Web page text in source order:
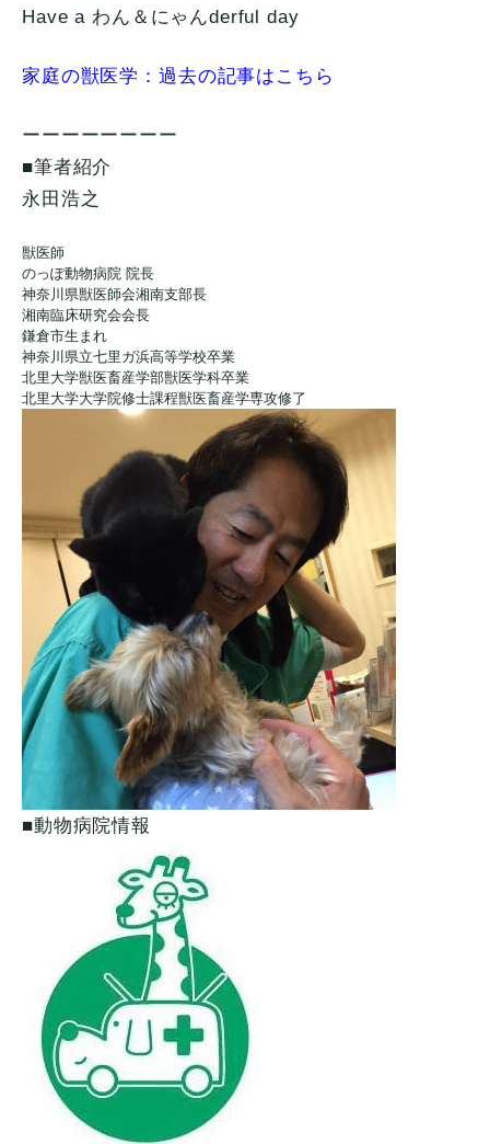
Have a わん＆にゃんderful day
家庭の獣医学：過去の記事はこちら
ーーーーーーーー
■筆者紹介
永田浩之
獣医師
のっぽ動物病院 院長
神奈川県獣医師会湘南支部長
湘南臨床研究会会長
鎌倉市生まれ
神奈川県立七里ガ浜高等学校卒業
北里大学獣医畜産学部獣医学科卒業
北里大学大学院修士課程獣医畜産学専攻修了
■動物病院情報